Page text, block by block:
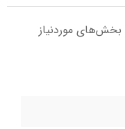
بخش‌های موردنیاز